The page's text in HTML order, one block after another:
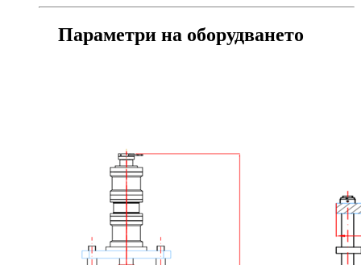
Параметри на оборудването